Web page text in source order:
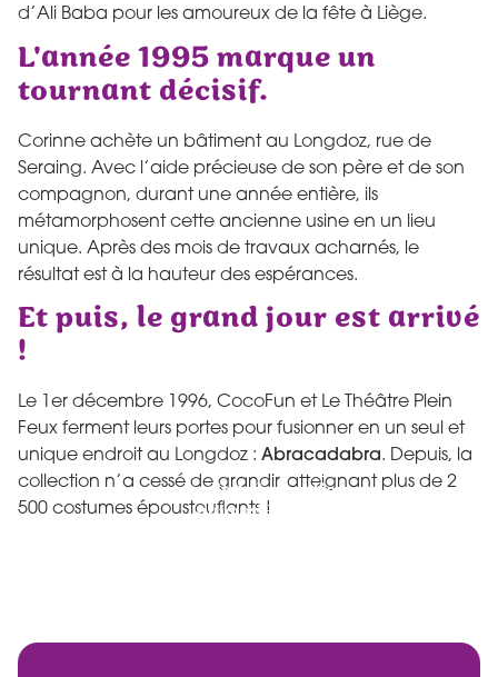
d’Ali Baba pour les amoureux de la fête à Liège.
L'année 1995 marque un
tournant décisif.
Corinne achète un bâtiment au Longdoz, rue de
Seraing. Avec l’aide précieuse de son père et de son
compagnon, durant une année entière, ils
métamorphosent cette ancienne usine en un lieu
unique. Après des mois de travaux acharnés, le
résultat est à la hauteur des espérances.
Et puis, le grand jour est arrivé
!
Le 1er décembre 1996, CocoFun et Le Théâtre Plein
Feux ferment leurs portes pour fusionner en un seul et
unique endroit au Longdoz : Abracadabra. Depuis, la
collection n’a cessé de grandir, atteignant plus de 2
500 costumes époustouflants !
Si autrefois la boutique
proposait de la location,
aujourd'hui,
magie !